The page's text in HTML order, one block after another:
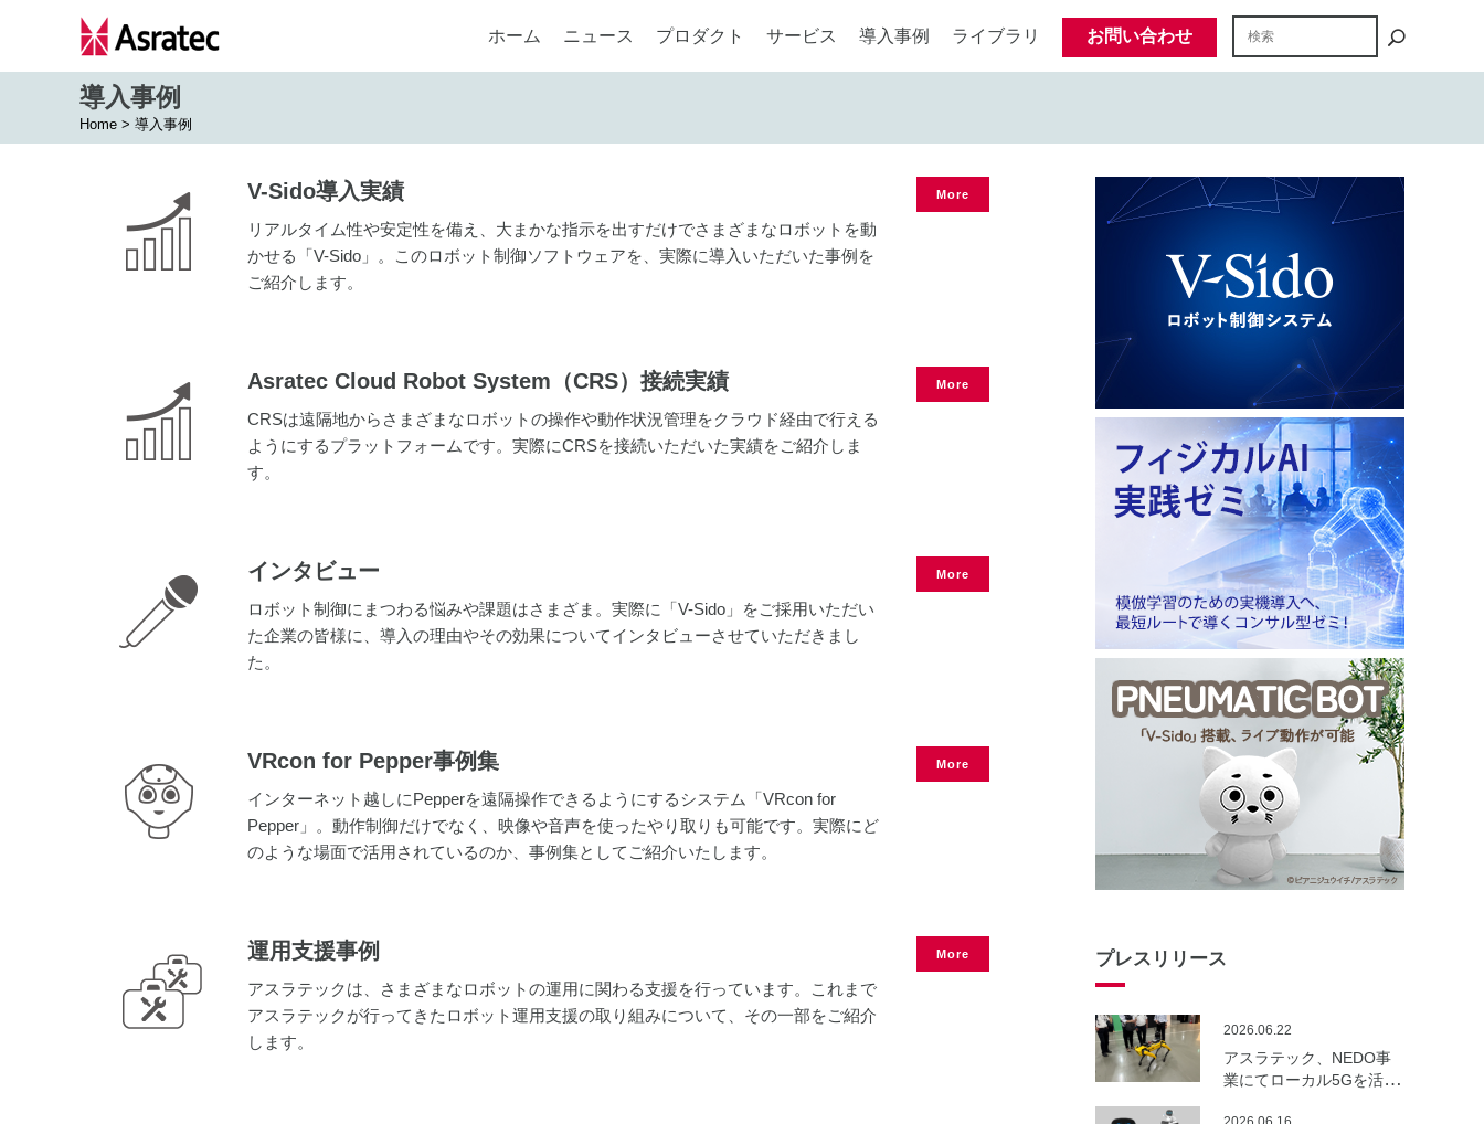
ホーム ニュース プロダクト サービス 導入事例 ライブラリ お問い合わせ
導入事例
Home > 導入事例
V-Sido導入実績
リアルタイム性や安定性を備え、大まかな指示を出すだけでさまざまなロボットを動
かせる「V-Sido」。このロボット制御ソフトウェアを、実際に導入いただいた事例を
ご紹介します。
More
Asratec Cloud Robot System（CRS）接続実績
CRSは遠隔地からさまざまなロボットの操作や動作状況管理をクラウド経由で行える
ようにするプラットフォームです。実際にCRSを接続いただいた実績をご紹介しま
す。
More
インタビュー
ロボット制御にまつわる悩みや課題はさまざま。実際に「V-Sido」をご採用いただい
た企業の皆様に、導入の理由やその効果についてインタビューさせていただきまし
た。
More
VRcon for Pepper事例集
インターネット越しにPepperを遠隔操作できるようにするシステム「VRcon for
Pepper」。動作制御だけでなく、映像や音声を使ったやり取りも可能です。実際にど
のような場面で活用されているのか、事例集としてご紹介いたします。
More
運用支援事例
アスラテックは、さまざまなロボットの運用に関わる支援を行っています。これまで
アスラテックが行ってきたロボット運用支援の取り組みについて、その一部をご紹介
します。
More プレスリリース
アスラテック、NEDO事
業にてローカル5Gを活用
2026.06.22